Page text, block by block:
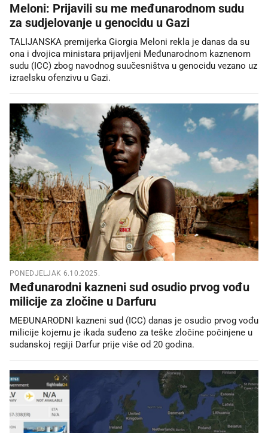
Meloni: Prijavili su me međunarodnom sudu
za sudjelovanje u genocidu u Gazi
TALIJANSKA premijerka Giorgia Meloni rekla je danas da su
ona i dvojica ministara prijavljeni Međunarodnom kaznenom
sudu (ICC) zbog navodnog suučesništva u genocidu vezano uz
izraelsku ofenzivu u Gazi.
PONEDJELJAK 6.10.2025.
Međunarodni kazneni sud osudio prvog vođu
milicije za zločine u Darfuru
MEĐUNARODNI kazneni sud (ICC) danas je osudio prvog vođu
milicije kojemu je ikada suđeno za teške zločine počinjene u
sudanskoj regiji Darfur prije više od 20 godina.